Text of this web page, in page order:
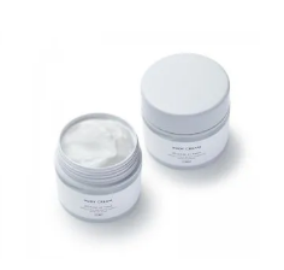
な汚れを落とす成分*2 グリチルリ
チン酸２K、アルテロモナス発酵エ
キス（微生物由来）、イワベンケイ
根エキス（植物由来）＝頭皮にうる
おいを与える保湿成分*3 PPG-3カ
プリリルエーテル＝毛髪の水分・油
分を保ち、髪をまとまりやすく整え
スエキスとHSP（ヒートショックプ
ロテイン）(*4)の合わせ技で、目
元、フェイスラインなど、年齢を重
ねるにつれハリ不足、うるおい低下
を感じやすい部位に働きかけ、ハリ
感のある肌へ導きます。さらに、水
でも油でもない第3の成分、even
wateroil（イーブンワテロイル）を